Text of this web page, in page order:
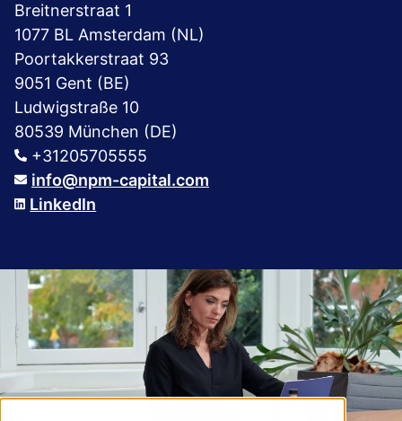
Breitnerstraat 1
1077 BL Amsterdam (NL)
Poortakkerstraat 93
9051 Gent (BE)
Ludwigstraße 10
80539 München (DE)
+31205705555
info@npm-capital.com
LinkedIn